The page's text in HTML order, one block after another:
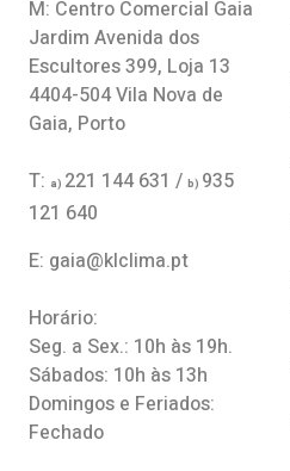
M: Centro Comercial Gaia
Jardim Avenida dos
Escultores 399, Loja 13
4404-504 Vila Nova de
Gaia, Porto
T: a) 221 144 631 /b) 935
121 640
E: gaia@klclima.pt
Horário:
Seg. a Sex.: 10h às 19h.
Sábados: 10h às 13h
Domingos e Feriados:
Fechado